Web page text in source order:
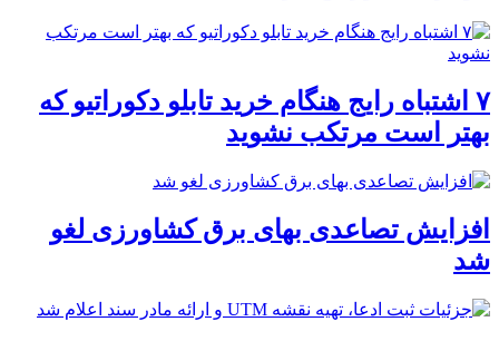
۷ اشتباه رایج هنگام خرید تابلو دکوراتیو که
بهتر است مرتکب نشوید
افزایش تصاعدی بهای برق کشاورزی لغو
شد